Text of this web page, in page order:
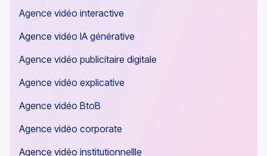
Agence vidéo interactive
Agence vidéo IA générative
Agence vidéo publicitaire digitale
Agence vidéo explicative
Agence vidéo BtoB
Agence vidéo corporate
Agence vidéo institutionnellle